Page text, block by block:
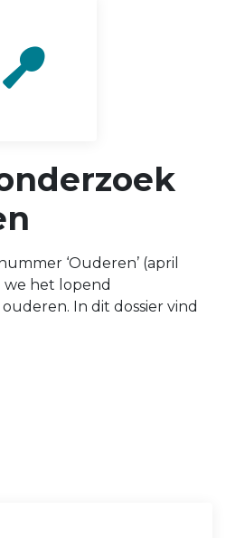
‘Ouderen’ (april
we het lopend
In dit dossier vind